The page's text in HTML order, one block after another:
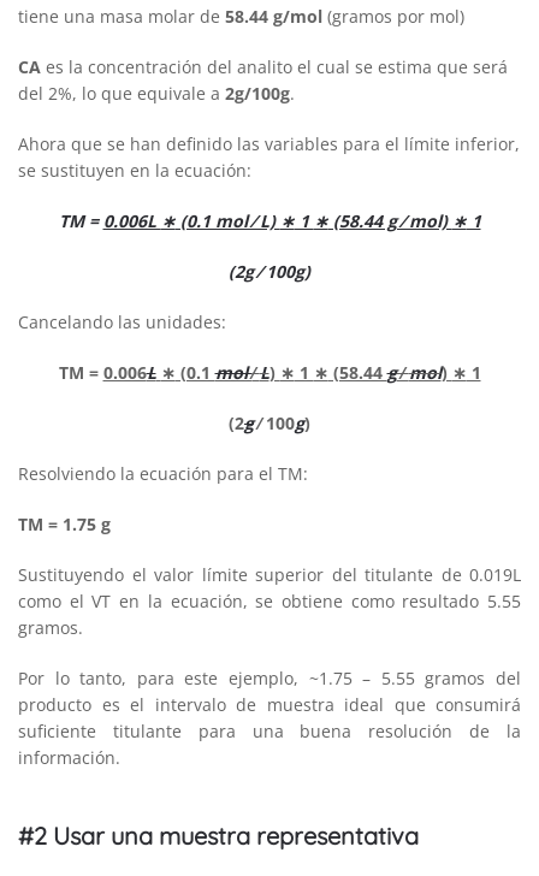
tiene una masa molar de 58.44 g/mol (gramos por mol)
CA es la concentración del analito el cual se estima que será
del 2%, lo que equivale a 2g/100g.
Ahora que se han definido las variables para el límite inferior,
se sustituyen en la ecuación:
TM = 0.006L ∗(0.1 mol ⁄ L) ∗1 ∗(58.44 g ⁄ mol) ∗1
(2g ⁄ 100g)
Cancelando las unidades:
TM = 0.006L ∗ (0.1mol⁄L) ∗ 1 ∗ (58.44g⁄mol) ∗ 1
(2g⁄ 100g)
Resolviendo la ecuación para el TM:
TM = 1.75 g
Sustituyendo el valor límite superior del titulante de 0.019L
como el VT en la ecuación, se obtiene como resultado 5.55
gramos.
Por lo tanto, para este ejemplo, ~1.75 – 5.55 gramos del
producto es el intervalo de muestra ideal que consumirá
suficiente titulante para una buena resolución de la
información.
#2 Usar una muestra representativa